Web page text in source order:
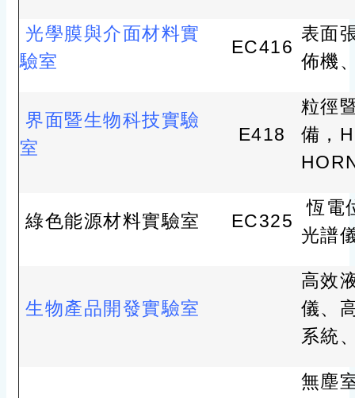
光學膜與介面材料實
驗室
EC416
表面
佈機
界面暨生物科技實驗
室
E418
粒徑
備，
綠色能源材料實驗室 EC325
恆電
光譜
生物產品開發實驗室
高效
儀、
系統
無塵